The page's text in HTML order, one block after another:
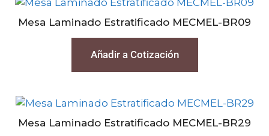
Mesa Laminado Estratificado MECMEL-BR09
Añadir a Cotización
Mesa Laminado Estratificado MECMEL-BR29